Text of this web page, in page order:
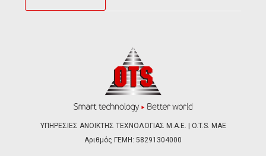
ΥΠΗΡΕΣΙΕΣ ΑΝΟΙΚΤΗΣ ΤΕΧΝΟΛΟΓΙΑΣ Μ.Α.Ε. | O.T.S. ΜΑΕ
Αριθμός ΓΕΜΗ: 58291304000